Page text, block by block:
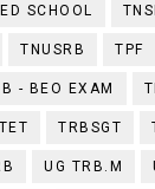
SCHOOL
TNUSRB TPF
- BEO EXAM
TRBSGT
UG TRB.M